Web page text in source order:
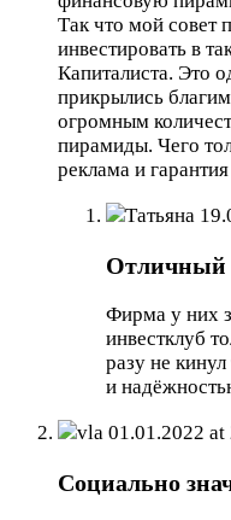
Так что мой совет
инвестировать в
Капиталиста. Это
прикрылись
огромным
пирамиды. Чего
реклама и
Татьяна
Отличный
Фирма у них
инвестклуб
разу не
и
vla 01.01.2022 at
Социально